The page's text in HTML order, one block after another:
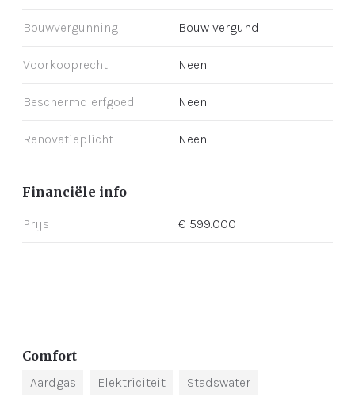
Bouwvergunning Bouw vergund
Voorkooprecht Neen
Beschermd erfgoed Neen
Renovatieplicht Neen
Financiële info
Prijs € 599.000
Comfort
Aardgas Elektriciteit Stadswater